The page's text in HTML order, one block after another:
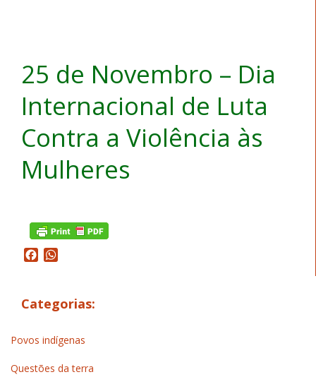
25 de Novembro – Dia
Internacional de Luta
Contra a Violência às
Mulheres
Facebook
Categorias:
Povos indígenas
Questões da terra